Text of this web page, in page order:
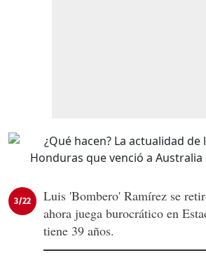
3/22
Luis 'Bombero' Ramírez se
ahora juega burocrático en
tiene 39 años.